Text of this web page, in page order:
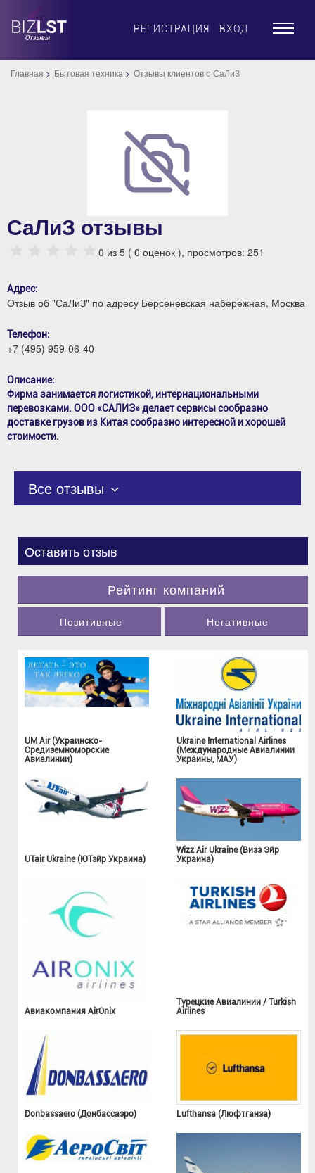
РЕГИСТРАЦИЯ ВХОД ×
Главная Бытовая техника Отзывы клиентов о СаЛиЗ
СаЛиЗ отзывы
0 из 5 ( 0 оценок ), просмотров: 251
Адрес:
Отзыв об "СаЛиЗ" по адресу Берсеневская набережная, Москва
Телефон:
+7 (495) 959-06-40
Описание:
Фирма занимается логистикой, интернациональными
перевозками. ООО «САЛИЗ» делает сервисы сообразно
доставке грузов из Китая сообразно интересной и хорошей
стоимости.
Все отзывы
Оставить отзыв
Рейтинг компаний
Позитивные Негативные
UM Air (Украинско-
Средиземноморские
Авиалинии)
Ukraine International Airlines
(Международные Авиалинии
Украины, МАУ)
UTair Ukraine (ЮТэйр Украина)
Wizz Air Ukraine (Визз Эйр
Украина)
Авиакомпания AirOnix
Турецкие Авиалинии / Turkish
Airlines
Donbassaero (Донбассаэро) Lufthansa (Люфтганза)